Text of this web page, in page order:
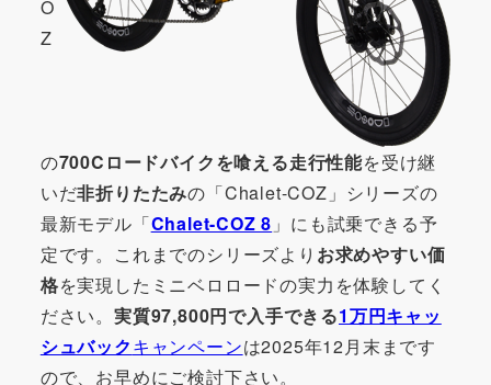
O
Z
の700Cロードバイクを喰える走行性能を受け継
いだ非折りたたみの「Chalet-COZ」シリーズの
最新モデル「Chalet-COZ 8 」にも試乗できる予
定です。これまでのシリーズより お求めやすい価
格を実現したミニベロロードの実力を体験してく
ださい。 実質97,800円で入手できる1万円キャッ
シュバックキャンペーンは2025年12月末まです
ので、お早めにご検討下さい。